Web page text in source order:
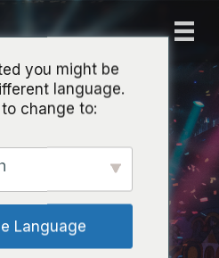
you might be
language.
change to:
Language